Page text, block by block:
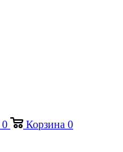
0 Корзина 0